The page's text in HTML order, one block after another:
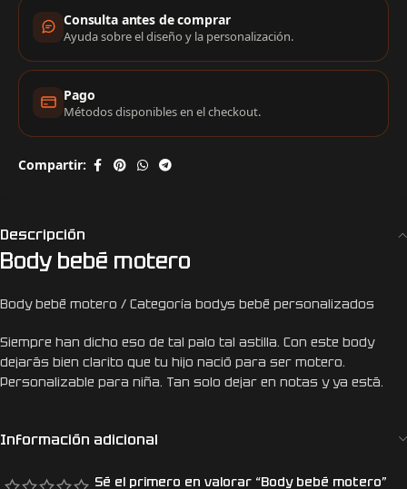
Consulta antes de comprar
Ayuda sobre el diseño y la personalización.
Pago
Métodos disponibles en el checkout.
Compartir:
Descripción
Body bebé motero
Body bebé motero / Categoría bodys bebé personalizados
Siempre han dicho eso de tal palo tal astilla. Con este body
dejarás bien clarito que tu hijo nació para ser motero.
Personalizable para niña. Tan solo dejar en notas y ya está.
Información adicional
Sé el primero en valorar “Body bebé motero”